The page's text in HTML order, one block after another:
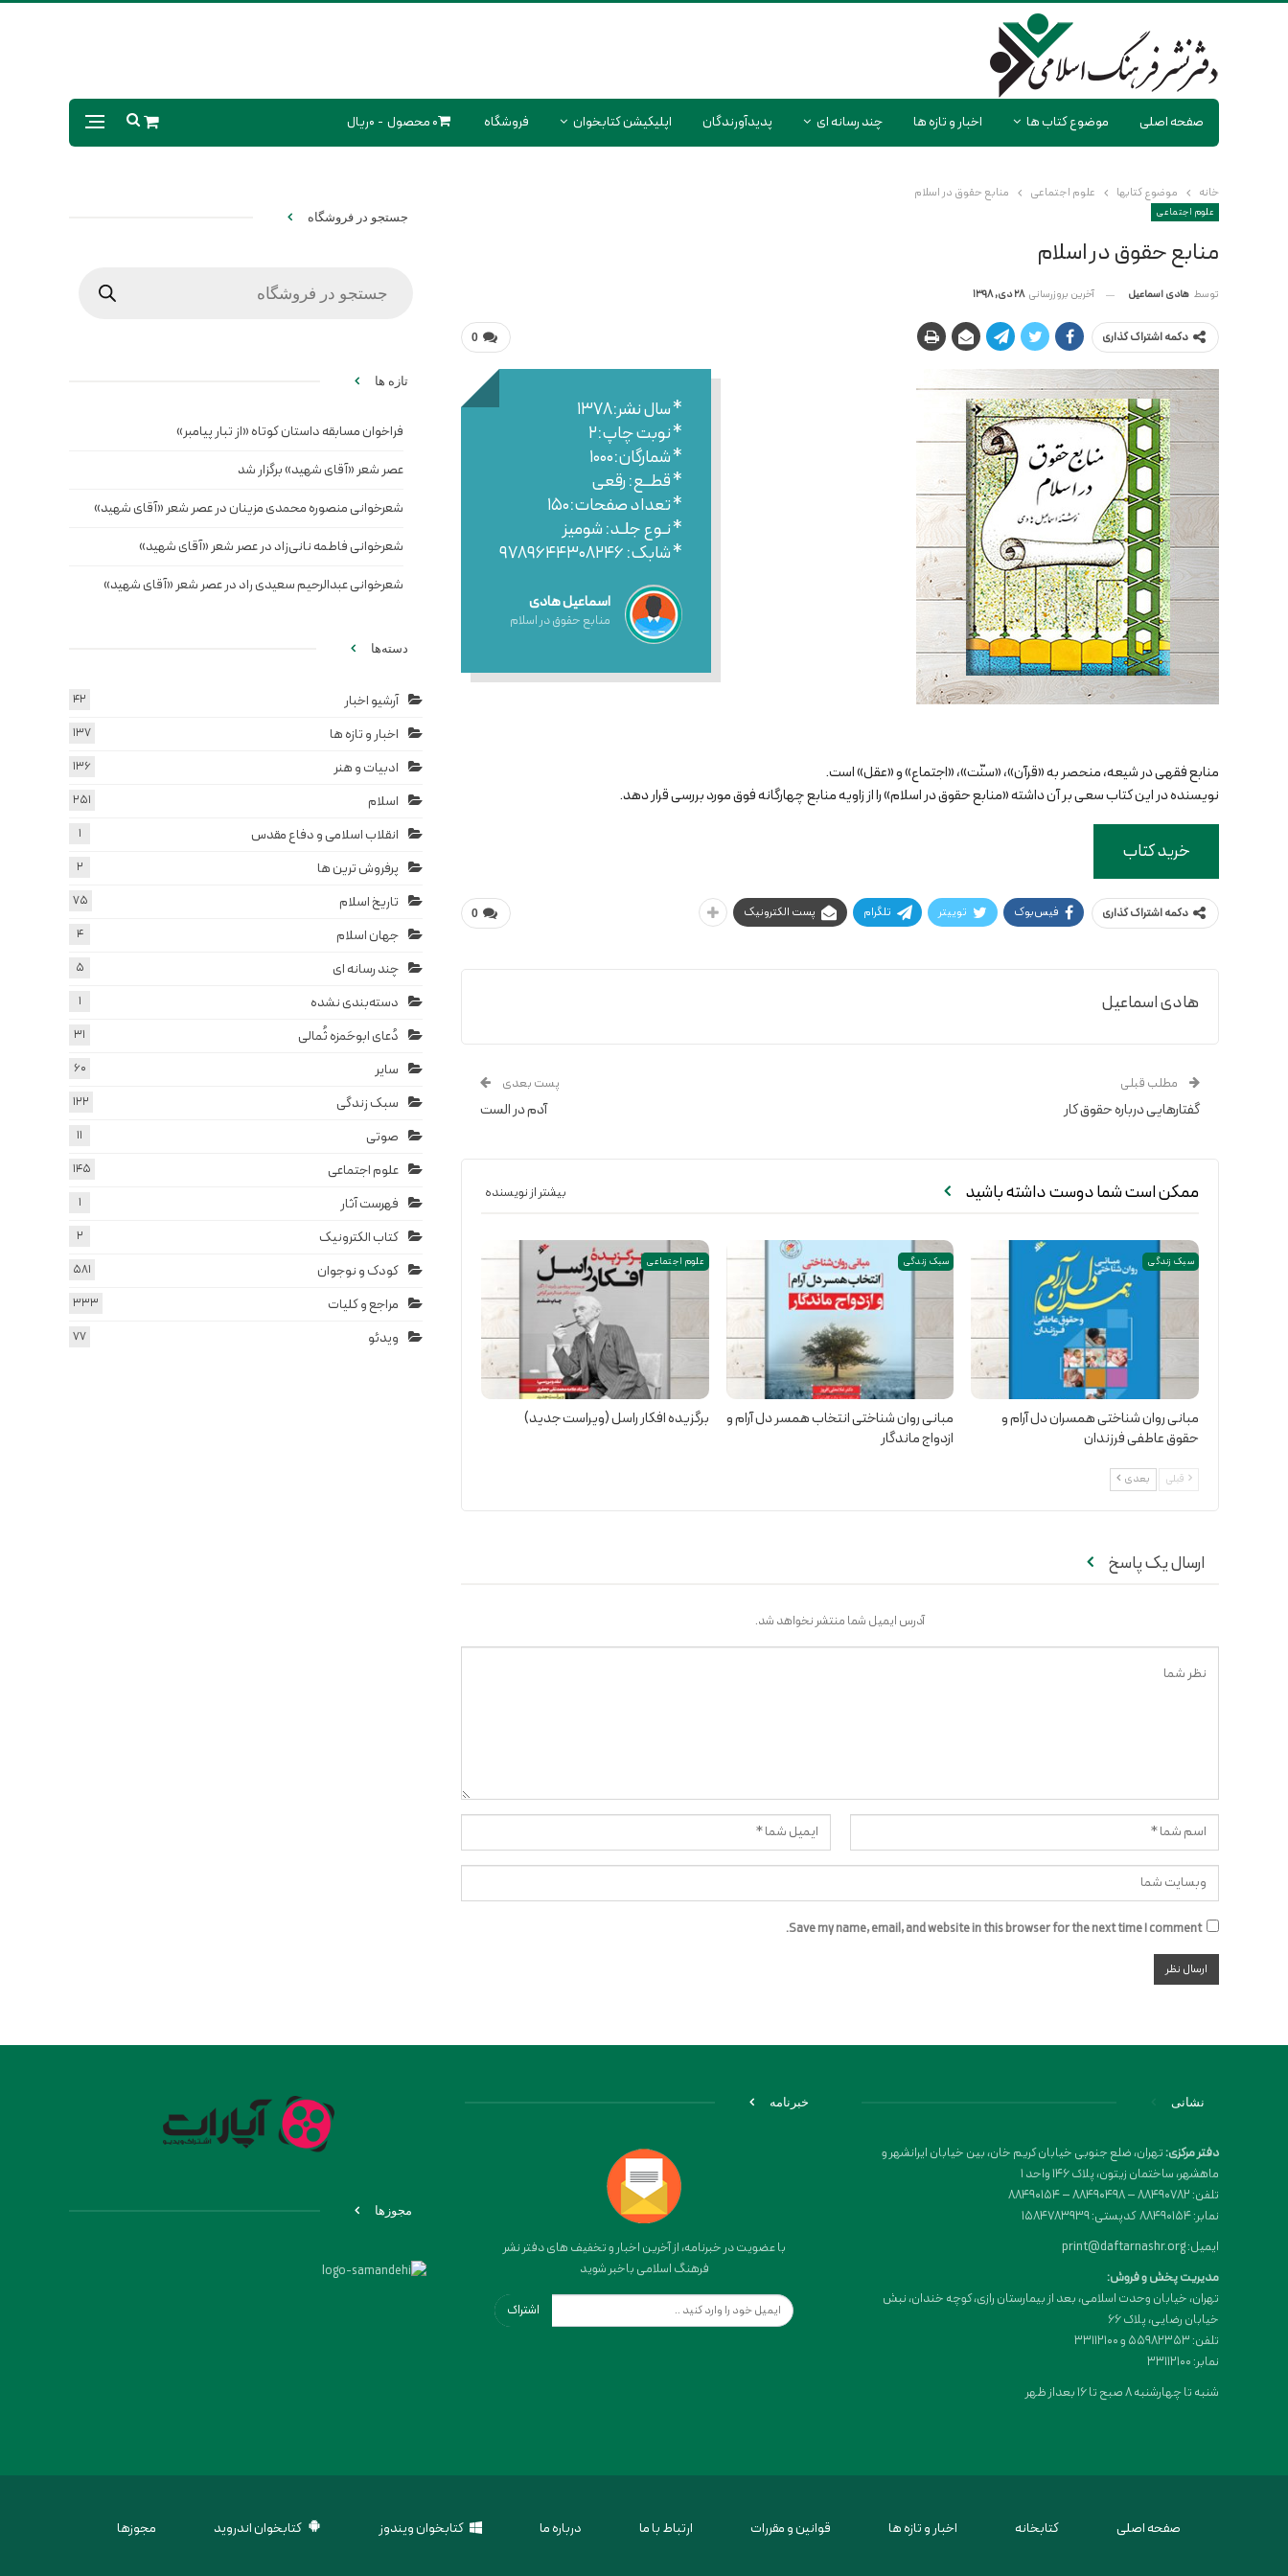
صفحه اصلی موضوع کتاب ها اخبار و تازه ها چند رسانه ای پدیدآورندگان اپلیکیشن کتابخوان فروشگاه 0 محصول 0ریال
خانه موضوع کتابها علوم اجتماعی منابع حقوق در اسلام
علوم اجتماعی
منابع حقوق در اسلام
توسط هادی اسماعیل آخرین بروزرسانی 28 دی, 1398
0 دکمه اشتراک گذاری
* سال نشر:۱۳۷۸
* نوبت چاپ:۲
* شمارگان:۱۰۰۰
* قطــع: رقعی
* تعداد صفحات:۱۵۰
* نـوع جلـد: شومیز
* شابک: ۹۷۸۹۶۴۴۳۰۸۲۴۶
اسماعیل هادی
منابع حقوق در اسلام
منابع فقهی در شیعه، منحصر به «قرآن»، «سنّت»، «اجتماع» و «عقل» است.
نویسنده در این کتاب سعی بر آن داشته «منابع حقوق در اسلام» را از زاویه منابع چهارگانه فوق مورد بررسی قرار دهد.
خرید کتاب
0 دکمه اشتراک گذاری فیس‌بوک توییتر تلگرام پست الکترونیک
هادی اسماعیل
مطلب قبلی
گفتارهایی درباره حقوق کار
پست بعدی
آدم در الست
ممکن است شما دوست داشته باشید بیشتر از نویسنده
سبک زندگی
مبانی روان شناختی همسران دل آرام و
حقوق عاطفی فرزندان
سبک زندگی
مبانی روان شناختی انتخاب همسر دل آرام و
ازدواج ماندگار
علوم اجتماعی
برگزیده افکار راسل (ویراست جدید)
قبلی بعدی
ارسال یک پاسخ
آدرس ایمیل شما منتشر نخواهد شد.
Save my name, email, and website in this browser for the next time I comment.
جستجو در فروشگاه
تازه ها
فراخوان مسابقه داستان کوتاه «از تبار پیامبر»
عصر شعر «آقای شهید» برگزار شد
شعرخوانی منصوره محمدی مزینان در عصر شعر «آقای شهید»
شعرخوانی فاطمه نانی‌زاد در عصر شعر «آقای شهید»
شعرخوانی عبدالرحیم سعیدی راد در عصر شعر «آقای شهید»
دسته‌ها
آرشیو اخبار 42
اخبار و تازه ها 137
ادبیات و هنر 136
اسلام 251
انقلاب اسلامی و دفاع مقدس 1
پرفروش ترین ها 2
تاریخ اسلام 75
جهان اسلام 4
چند رسانه ای 5
دسته‌بندی نشده 1
دُعای ابوحَمزه ثُمالی 31
سایر 60
سبک زندگی 122
صوتی 11
علوم اجتماعی 145
فهرست آثار 1
کتاب الکترونیک 2
کودک و نوجوان 581
مراجع و کلیات 333
ویدئو 77
نشانی
دفتر مرکزی:تهران، ضلع جنوبی خیابان کریم خان، بین خیابان ایرانشهر و
ماهشهر، ساختمان زیتون، پلاک 146 واحد 1
تلفن: 88490782 – 88490498 – 88490154
نمابر: 88490154 کدپستی: 1584783939
ایمیل: print@daftarnashr.org
مدیریت پخش و فروش:
تهران، خیابان وحدت اسلامی، بعد از بیمارستان رازی، کوچه خندان، نبش
خیابان رضایی، پلاک ۶۶
تلفن: 55982353 و 33112100
نمابر: 33112100
شنبه تا چهارشنبه 8 صبح تا 16 بعداز ظهر
خبرنامه
با عضویت در خبرنامه، از آخرین اخبار و تخفیف های دفتر نشر
فرهنگ اسلامی باخبر شوید
اشتراک
مجوزها
صفحه اصلی کتابخانه اخبار و تازه ها قوانین و مقررات ارتباط با ما درباره ما کتابخوان ویندوز کتابخوان اندروید مجوزها